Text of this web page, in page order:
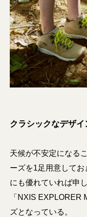
クラシックなデザ
天候が不安定になる
ーズを1足用意して
にも優れていれば申
「NXIS EXPLORER
ズとなっている。